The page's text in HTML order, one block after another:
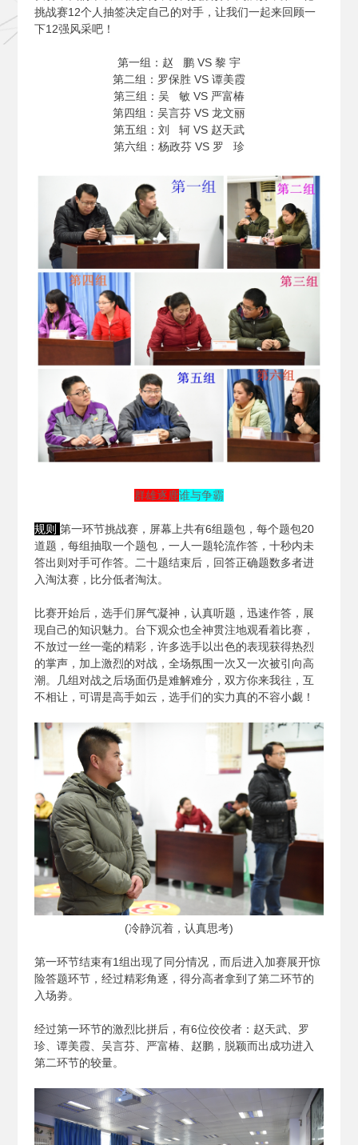
挑战赛12个人抽签决定自己的对手，让我们一起来回顾一
下12强风采吧！
第一组：赵 鹏 VS 黎 宇
第二组：罗保胜 VS 谭美霞
第三组：吴 敏 VS 严富椿
第四组：吴言芬 VS 龙文丽
第五组：刘 轲 VS 赵天武
第六组：杨政芬 VS 罗 珍
群雄逐鹿谁与争霸
规则 第一环节挑战赛，屏幕上共有6组题包，每个题包20
道题，每组抽取一个题包，一人一题轮流作答，十秒内未
答出则对手可作答。二十题结束后，回答正确题数多者进
入淘汰赛，比分低者淘汰。
比赛开始后，选手们屏气凝神，认真听题，迅速作答，展
现自己的知识魅力。台下观众也全神贯注地观看着比赛，
不放过一丝一毫的精彩，许多选手以出色的表现获得热烈
的掌声，加上激烈的对战，全场氛围一次又一次被引向高
潮。几组对战之后场面仍是难解难分，双方你来我往，互
不相让，可谓是高手如云，选手们的实力真的不容小觑！
(冷静沉着，认真思考)
第一环节结束有1组出现了同分情况，而后进入加赛展开惊
险答题环节，经过精彩角逐，得分高者拿到了第二环节的
入场劵。
经过第一环节的激烈比拼后，有6位佼佼者：赵天武、罗
珍、谭美霞、吴言芬、严富椿、赵鹏，脱颖而出成功进入
第二环节的较量。